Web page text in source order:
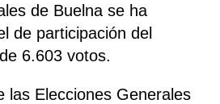
de Buelna se ha
de participación del
6.603 votos.
las Elecciones Generales